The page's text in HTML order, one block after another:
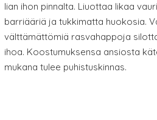
lian ihon pinnalta. Liuottaa likaa
barriääriä ja tukkimatta huokosia.
välttämättömiä rasvahappoja
ihoa. Koostumuksensa ansiosta
mukana tulee puhistuskinnas.